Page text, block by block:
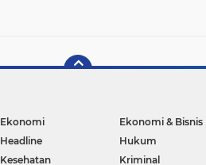
Ekonomi Ekonomi & Bisnis
Headline Hukum
Kesehatan Kriminal